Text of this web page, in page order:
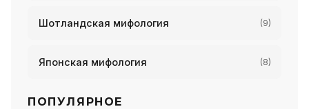
Шотландская мифология (9)
Японская мифология (8)
ПОПУЛЯРНОЕ